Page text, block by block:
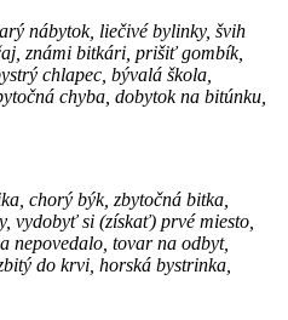
nábytok, liečivé bylinky, švih
známi bitkári, prišiť gombík,
chlapec, bývalá škola,
chyba, dobytok na bitúnku,
chorý býk, zbytočná bitka,
vydobyť si (získať) prvé miesto,
nepovedalo, tovar na odbyt,
do krvi, horská bystrinka,